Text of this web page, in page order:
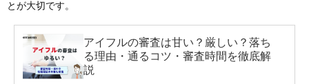
とが大切です。
アイフルの審査は甘い？厳しい？落ち
る理由・通るコツ・審査時間を徹底解
説